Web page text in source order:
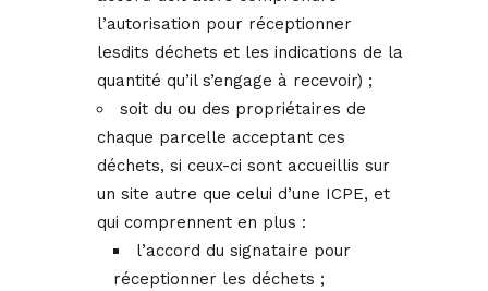
l’autorisation pour réceptionner
lesdits déchets et les indications de la
quantité qu’il s’engage à recevoir) ;
soit du ou des propriétaires de
chaque parcelle acceptant ces
déchets, si ceux-ci sont accueillis sur
un site autre que celui d’une ICPE, et
qui comprennent en plus :
l’accord du signataire pour
réceptionner les déchets ;